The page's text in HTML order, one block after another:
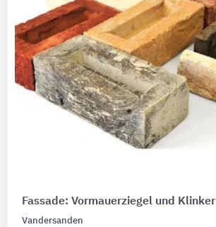
Fassade: Vormauerziegel und Klinker
Vandersanden